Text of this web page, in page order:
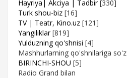
Hayriya| Akciya | Tadbir [330]
Turk shou-biz [16]
TV | Teatr, Kino.uz [121]
Yangiliklar [819]
Yulduzning qo'shnisi [4]
Mashhurlarning qo'shnilariga so'z
BIRINCHI-SHOU [5]
Radio Grand bilan